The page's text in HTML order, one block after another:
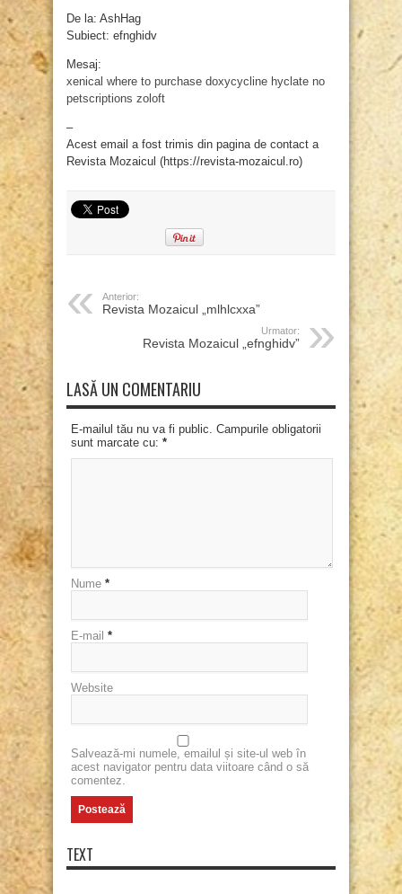
De la: AshHag
Subiect: efnghidv
Mesaj:
xenical where to purchase doxycycline hyclate no
petscriptions zoloft
–
Acest email a fost trimis din pagina de contact a
Revista Mozaicul (https://revista-mozaicul.ro)
Anterior:
Revista Mozaicul „mlhlcxxa”
Urmator:
Revista Mozaicul „efnghidv”
LASĂ UN COMENTARIU
E-mailul tău nu va fi public. Campurile obligatorii
sunt marcate cu: *
Nume *
E-mail *
Website
Salvează-mi numele, emailul și site-ul web în
acest navigator pentru data viitoare când o să
comentez.
TEXT